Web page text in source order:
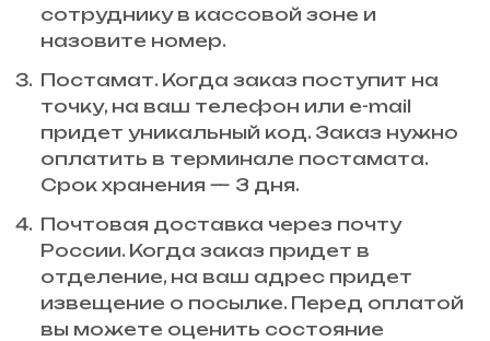
сотруднику в кассовой зоне и
назовите номер.
Постамат. Когда заказ поступит на
точку, на ваш телефон или e-mail
придет уникальный код. Заказ нужно
оплатить в терминале постамата.
Срок хранения — 3 дня.
Почтовая доставка через почту
России. Когда заказ придет в
отделение, на ваш адрес придет
извещение о посылке. Перед оплатой
вы можете оценить состояние